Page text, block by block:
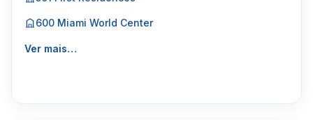
600 Miami World Center
Ver mais…